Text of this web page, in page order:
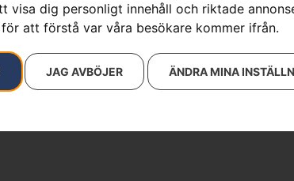
visa dig personligt innehåll och riktade
att förstå var våra besökare kommer ifrån.
JAG AVBÖJER ÄNDRA MINA